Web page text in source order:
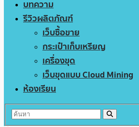
บทความ
รีวิวผลิตภัณฑ์
เว็บซื้อขาย
กระเป๋าเก็บเหรียญ
เครื่องขุด
เว็บขุดแบบ Cloud Mining
ห้องเรียน